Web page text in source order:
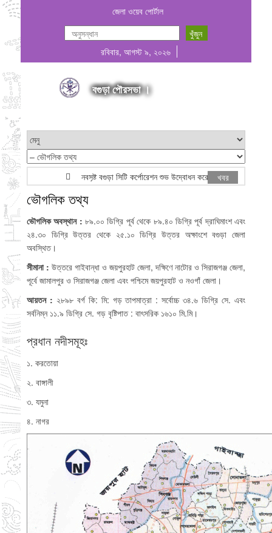
জেলা ওয়েব পোর্টাল
রবিবার, আগস্ট ৯, ২০২৬
বগুড়া পৌরসভা ।
নবসৃষ্ট বগুড়া সিটি কর্পোরেশন শুভ উদ্বোধন করেন মাননীয় প্রধানমন্ত্রী
খবর
ভৌগলিক তথ্য
ভৌগলিক অবস্থান : ৮৯.০০ ডিগ্রি পূর্ব থেকে ৮৯.৪০ ডিগ্রি পূর্ব দ্রাঘিমাংশ এবং
২৪.৩০ ডিগ্রি উত্তর থেকে ২৫.১০ ডিগ্রি উত্তর অক্ষাংশে বগুড়া জেলা
অবস্থিত।
সীমানা : উত্তরে গাইবান্ধা ও জয়পুরহাট জেলা, দক্ষিণে নাটোর ও সিরাজগঞ্জ জেলা,
পূর্বে জামালপুর ও সিরাজগঞ্জ জেলা এবং পশ্চিমে জয়পুরহাট ও নওগাঁ জেলা।
আয়তন : ২৮৯৮ বর্গ কি: মি: গড় তাপমাত্রা : সর্বোচ্চ ৩৪.৬ ডিগ্রি সে. এবং
সর্বনিম্ন ১১.৯ ডিগ্রি সে. গড় বৃষ্টিপাত : বাৎসরিক ১৬১০ মি.মি।
প্রধান নদীসমূহঃ
১. করতোয়া
২. বাঙ্গালী
৩. যমুনা
৪. নাগর